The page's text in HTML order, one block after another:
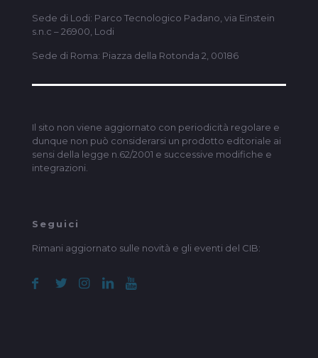
Sede di Lodi: Parco Tecnologico Padano, via Einstein
s.n.c – 26900, Lodi
Sede di Roma: Piazza della Rotonda 2, 00186
Il sito non viene aggiornato con periodicità regolare e
dunque non può considerarsi un prodotto editoriale ai
sensi della legge n.62/2001 e successive modifiche e
integrazioni.
Seguici
Rimani aggiornato sulle novità e gli eventi del CIB: